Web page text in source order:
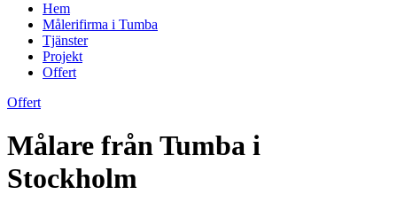
Hem
Målerifirma i Tumba
Tjänster
Projekt
Offert
Offert
Målare från Tumba i
Stockholm